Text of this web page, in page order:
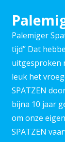
Palemiger
tijd” Dat
uitgesproken
leuk het
SPATZEN
bijna 10 jaar
om onze
SPATZEN